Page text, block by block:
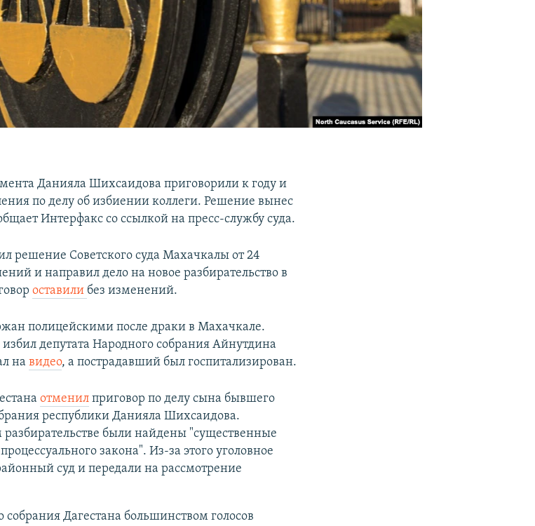
Данияла Шихсаидова приговорили к году и
по делу об избиении коллеги. Решение вынес
Интерфакс со ссылкой на пресс-службу суда.
решение Советского суда Махачкалы от 24
и направил дело на новое разбирательство в
оставили без изменений.
полицейскими после драки в Махачкале.
депутата Народного собрания Айнутдина
навидео, а пострадавший был госпитализирован.
отменилприговор по делу сына бывшего
республики Данияла Шихсаидова.
разбирательстве были найдены "существенные
закона". Из-за этого уголовное
суд и передали на рассмотрение
Дагестана большинством голосов